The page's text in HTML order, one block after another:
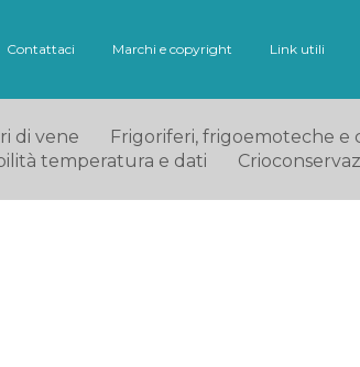
Contattaci Marchi e copyright Link utili
di vene
Frigoriferi, frigoemoteche e
temperatura e dati